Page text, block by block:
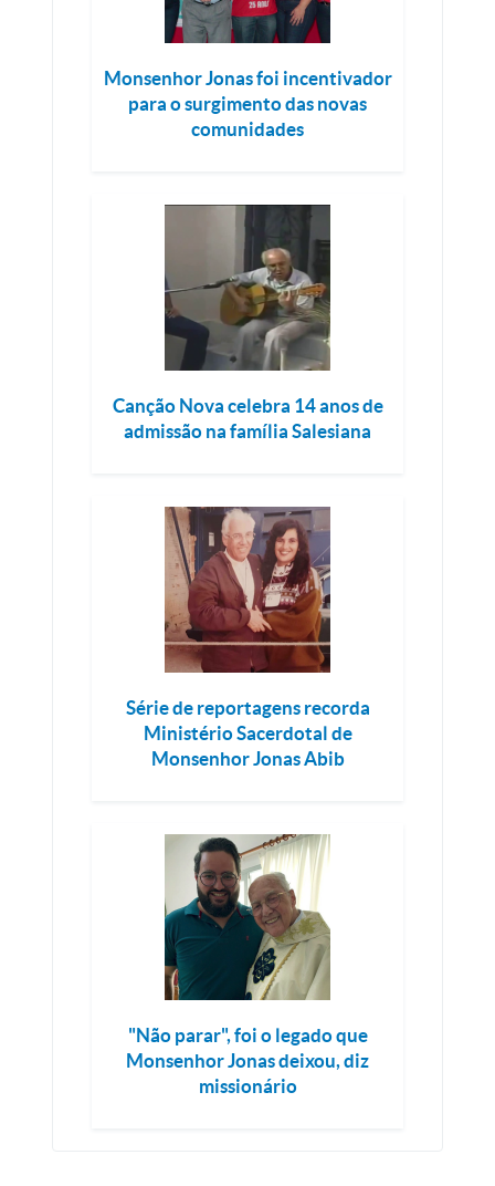
Monsenhor Jonas foi incentivador
para o surgimento das novas
comunidades
Canção Nova celebra 14 anos de
admissão na família Salesiana
Série de reportagens recorda
Ministério Sacerdotal de
Monsenhor Jonas Abib
"Não parar", foi o legado que
Monsenhor Jonas deixou, diz
missionário